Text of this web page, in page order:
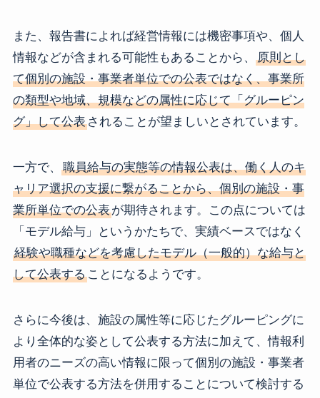
また、報告書によれば経営情報には機密事項や、個人
情報などが含まれる可能性もあることから、
原則とし
て個別の施設・事業者単位での公表ではなく、事業所
の類型や地域、規模などの属性に応じて「グルーピン
グ」して公表されることが望ましいとされています。
一方で、
職員給与の実態等の情報公表は、働く人のキ
ャリア選択の支援に繋がることから、個別の施設・事
業所単位での公表が期待されます。この点については
「モデル給与」というかたちで、実績ベースではなく
経験や職種などを考慮したモデル（一般的）な給与と
して公表することになるようです。
さらに今後は、施設の属性等に応じたグルーピングに
より全体的な姿として公表する方法に加えて、情報利
用者のニーズの高い情報に限って個別の施設・事業者
単位で公表する方法を併用することについて検討する